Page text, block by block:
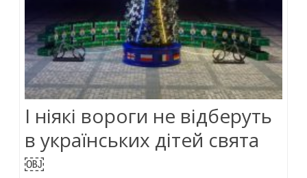
І ніякі вороги не відберуть
в українських дітей свята
￼